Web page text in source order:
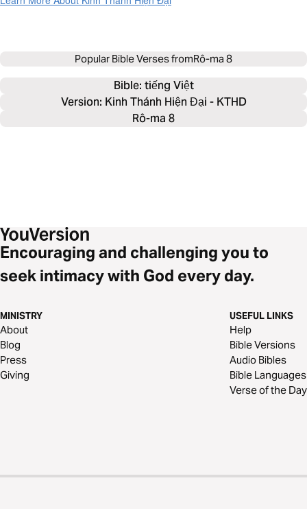
Popular Bible Verses fromRô-ma 8
Bible: tiếng Việt
Version: Kinh Thánh Hiện Đại - KTHD
Rô-ma 8
Encouraging and challenging you to
seek intimacy with God every day.
MINISTRY
About
Blog
Press
Giving
USEFUL LINKS
Help
Bible Versions
Audio Bibles
Bible Languages
Verse of the Day